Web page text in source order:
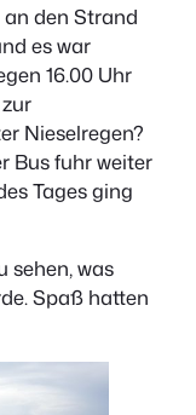
den Strand
es war
16.00 Uhr
Nieselregen?
Bus fuhr weiter
Tages ging
sehen, was
Spaß hatten